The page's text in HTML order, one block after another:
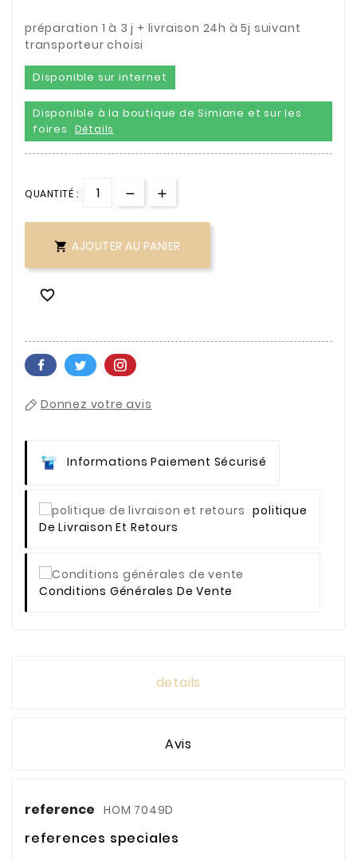
préparation 1 à 3 j + livraison 24h à 5j suivant
transporteur choisi
Disponible sur internet
Disponible à la boutique de Simiane et sur les
foires
Détails
QUANTITÉ :
 AJOUTER AU PANIER

Donnez votre avis
Informations Paiement Sécurisé
Politique
De Livraison Et Retours
Conditions Générales De Vente
details
Avis
reference HOM 7049D
references speciales